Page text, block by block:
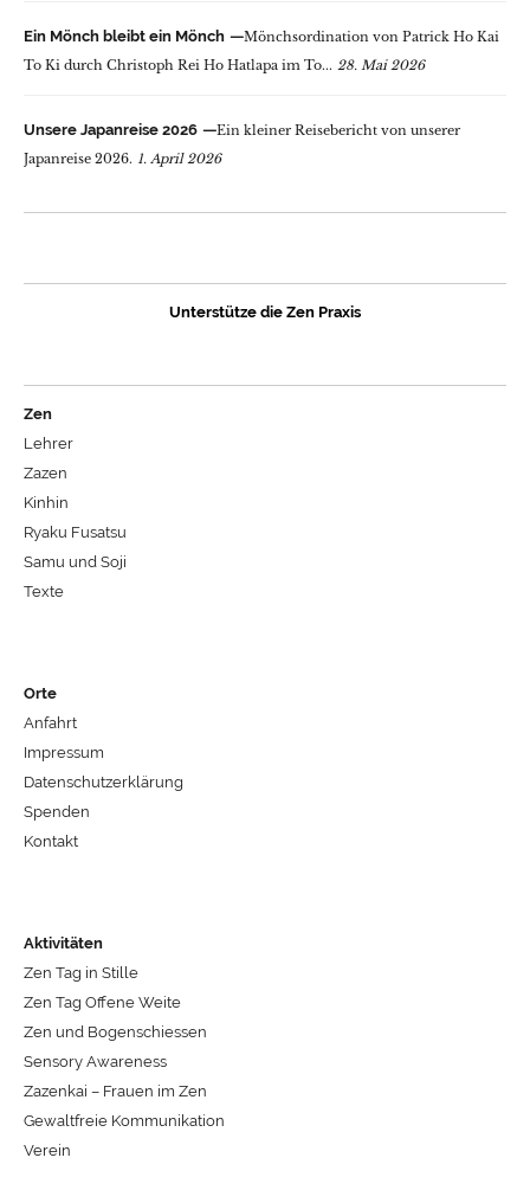
Ein Mönch bleibt ein Mönch
Mönchsordination von Patrick Ho Kai
To Ki durch Christoph Rei Ho Hatlapa im To... 28. Mai 2026
Unsere Japanreise 2026
Ein kleiner Reisebericht von unserer
Japanreise 2026. 1. April 2026
Unterstütze die Zen Praxis
Zen
Lehrer
Zazen
Kinhin
Ryaku Fusatsu
Samu und Soji
Texte
Orte
Anfahrt
Impressum
Datenschutzerklärung
Spenden
Kontakt
Aktivitäten
Zen Tag in Stille
Zen Tag Offene Weite
Zen und Bogenschiessen
Sensory Awareness
Zazenkai – Frauen im Zen
Gewaltfreie Kommunikation
Verein